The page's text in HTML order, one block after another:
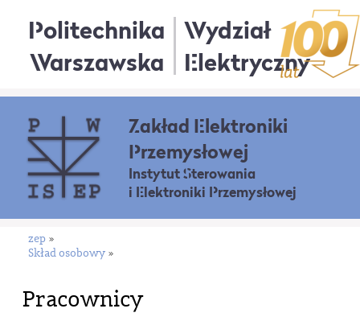
Politechnika
Warszawska
Wydział
Elektryczny
Zakład Elektroniki
Przemysłowej
Instytut Sterowania
i Elektroniki Przemysłowej
zep »
Skład osobowy »
Pracownicy